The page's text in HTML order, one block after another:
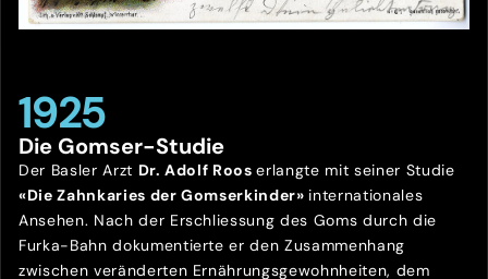
1925
Die Gomser-Studie
Der Basler Arzt Dr. Adolf Rooserlangte mit seiner Studie
«Die Zahnkaries der Gomserkinder» internationales
Ansehen. Nach der Erschliessung des Goms durch die
Furka-Bahn dokumentierte er den Zusammenhang
zwischen veränderten Ernährungsgewohnheiten, dem